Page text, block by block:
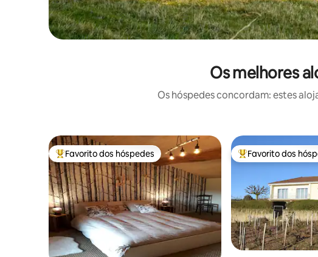
Os melhores
Os hóspedes concordam: estes
Favoritos dos hóspedes mais apreciados
Favorito dos hóspedes Favoritos dos
Favorito dos